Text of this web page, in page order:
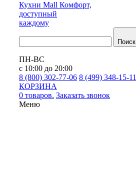
Кухни Mall Комфорт,
доступный
каждому
Поиск
ПН-ВС
с 10:00 до 20:00
8 (800) 302-77-06 8 (499) 348-15-11
КОРЗИНА
0 товаров. Заказать звонок
Меню